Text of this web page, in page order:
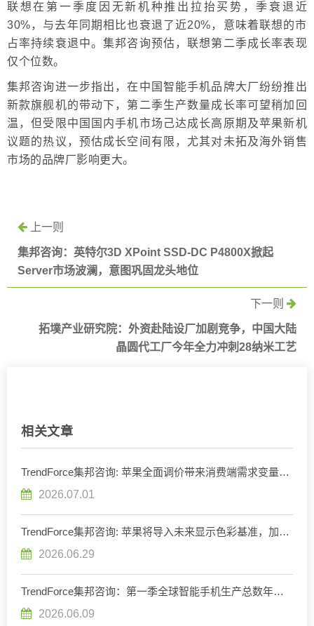
联想在第一季度因无新机种推出拉抬买势，季衰退近
30%，与去年同期相比也衰退了近20%，意味着联想的市
占率持续衰退中。集邦咨询预估，联想第二季成长率表现
仅个位数。
集邦咨询进一步指出，在中国智能手机品牌大厂纷纷推出
新款旗舰机的带动下，第二季生产数量成长率可望稍加回
温，但受限中国国内手机市场己达成长高原期及苹果新机
议题的热议，预估成长空间有限，尤其对未拓及海外销售
市场的品牌厂影响更大。
上一则
集邦咨询：英特尔3D XPoint SSD-DC P4800X掀起
Server市场波澜，意图巩固龙头地位
下一则
拓墣产业研究院：外资赴陆设厂加剧竞争，中国大陆
晶圆代工厂今年全力冲刺28纳米工艺
相关文章
TrendForce集邦咨询: 苹果全面调价带来消费端需求变量，
2026.07.01
TrendForce集邦咨询: 苹果将导入未来显示色彩基准，加速
2026.06.29
TrendForce集邦咨询：第一季全球智能手机生产总数年减
2026.06.09